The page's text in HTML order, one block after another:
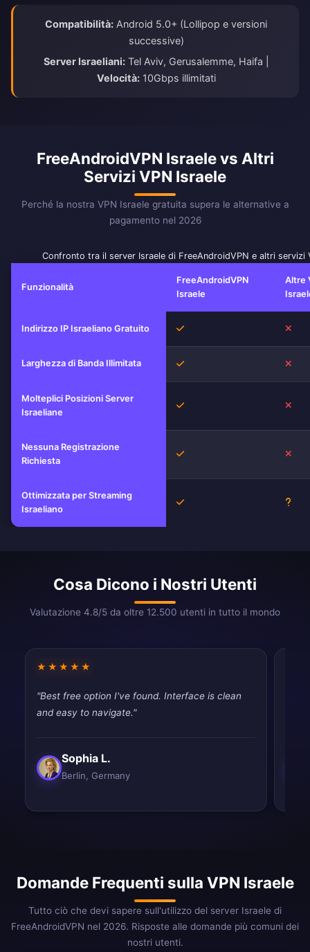
Compatibilità: Android 5.0+ (Lollipop e versioni
successive)
Server Israeliani:Tel Aviv, Gerusalemme, Haifa |
Velocità:10Gbps illimitati
FreeAndroidVPN Israele vs Altri
Servizi VPN Israele
Perché la nostra VPN Israele gratuita supera le alternative a
pagamento nel 2026
Confronto tra il server Israele di FreeAndroidVPN e altri servizi
Funzionalità
FreeAndroidVPN
Israele
Altre
Indirizzo IP Israeliano Gratuito Sì
Larghezza di Banda Illimitata Sì
Molteplici Posizioni Server
Israeliane
Sì
Nessuna Registrazione
Richiesta
Sì
Ottimizzata per Streaming
Israeliano
Sì
Cosa Dicono i Nostri Utenti
Valutazione 4.8/5 da oltre 12.500 utenti in tutto il mondo
★★★★★
"Best free option I've found. Interface is clean
and easy to navigate."
Sophia L.
Berlin, Germany
Domande Frequenti sulla VPN Israele
Tutto ciò che devi sapere sull'utilizzo del server Israele di
FreeAndroidVPN nel 2026. Risposte alle domande più comuni dei
nostri utenti.